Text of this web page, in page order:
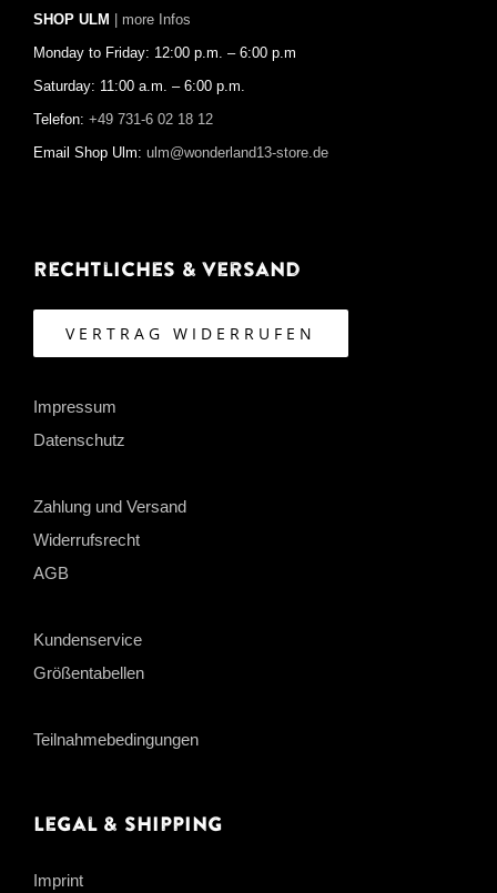
SHOP ULM | more Infos
Monday to Friday: 12:00 p.m. – 6:00 p.m
Saturday: 11:00 a.m. – 6:00 p.m.
Telefon: +49 731-6 02 18 12
Email Shop Ulm: ulm@wonderland13-store.de
Rechtliches & Versand
VERTRAG WIDERRUFEN
Impressum
Datenschutz
Zahlung und Versand
Widerrufsrecht
AGB
Kundenservice
Größentabellen
Teilnahmebedingungen
Legal & Shipping
Imprint